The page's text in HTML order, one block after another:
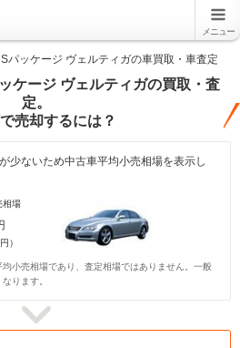
メニュー
パッケージ ヴェルティガの車買取・車査定
ケージ ヴェルティガの買取・査
定。
売却するには？
少ないため中古車平均小売相場を表示し
相場
）
小売相場であり、査定相場ではありません。一般
ります。